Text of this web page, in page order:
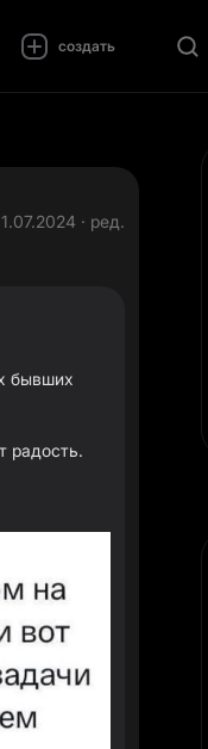
создать
· ред.
бывших
радость.